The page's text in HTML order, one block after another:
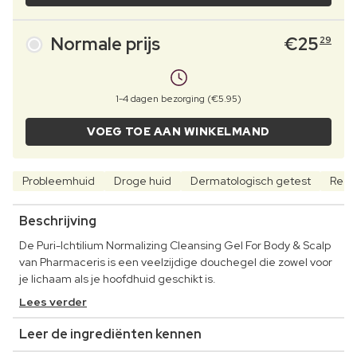
Normale prijs €25 29
1-4 dagen bezorging (€5.95)
VOEG TOE AAN WINKELMAND
Probleemhuid Droge huid Dermatologisch getest
Beschrijving
De Puri-Ichtilium Normalizing Cleansing Gel For Body & Scalp
van Pharmaceris is een veelzijdige douchegel die zowel voor
je lichaam als je hoofdhuid geschikt is.
Lees verder
Leer de ingrediënten kennen